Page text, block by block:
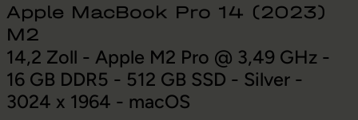
Apple MacBook Pro 14 (2023)
M2
14,2 Zoll - Apple M2 Pro @ 3,49 GHz -
16 GB DDR5 - 512 GB SSD - Silver -
3024 x 1964 - macOS